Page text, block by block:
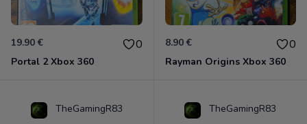
19.90 € 0
Portal 2 Xbox 360
8.90 € 0
Rayman Origins Xbox 360
TheGamingR83 TheGamingR83